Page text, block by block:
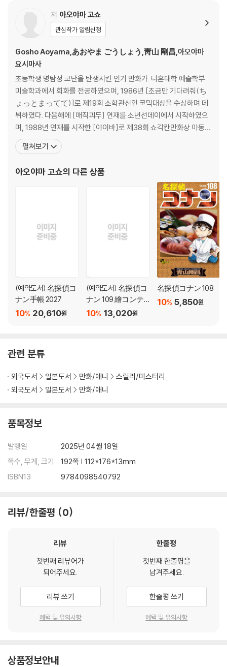
저 아오야마 고쇼
관심작가 알림신청
Gosho Aoyama,あおやま ごうしょう,靑山 剛昌,아오야마
요시마사
초등학생 명탐정 코난을 탄생시킨 인기 만화가. 니혼대학 예술학부
미술학과에서 회화를 전공하였으며, 1986년 [조금만 기다려줘(ち
ょっとまってて)]로 제19회 소학관신인 코믹대상을 수상하며 데
뷔하였다. 다음해에 [매직괴두] 연재를 소년선데이에서 시작하였으
며, 1988년 연재를 시작한 [야이바]로 제38회 쇼각칸만화상 아동부
문을 수상하였다. 그리고 1994년 『명탐정 코난』의 연재를 시작, 이
후 애니메이션, 드라마 등 다양한 장르로 제작되며 추리만화계의 손
코난 역을 맡았던 성우 타카야마 미나미(高山 みなみ)와 결혼하였
펼쳐보기
아오야마 고쇼의 다른 상품
(예약도서) 名探偵コ
ナン手帳 2027
20,610원
10%
(예약도서) 名探偵コ
ナン 109 繪コンテ
カ-ドセット付き特
13,020원
10%
名探偵コナン 108
5,850원
10%
관련 분류
외국도서 일본도서 만화/애니
스릴러/미스터리
외국도서
일본도서 만화/애니
품목정보
발행일
2025년 04월 18일
쪽수, 무게, 크기
192쪽 | 112*176*13mm
ISBN13
9784098540792
리뷰/한줄평 0
리뷰
첫번째 리뷰어가
되어주세요.
리뷰 쓰기
혜택 및 유의사항
한줄평
첫번째 한줄평을
남겨주세요.
한줄평 쓰기
혜택 및 유의사항
상품정보안내